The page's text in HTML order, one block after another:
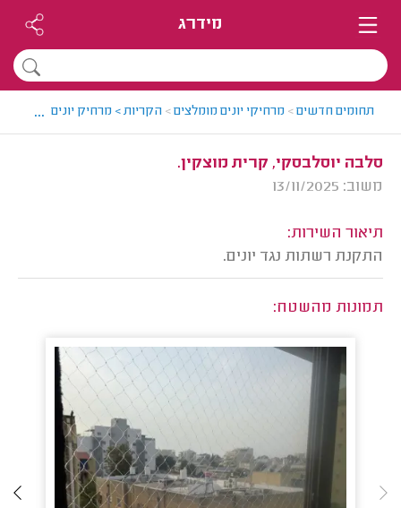
מידרג
תחומים חדשים> מרחיקי יונים מומלצים> הקריות > מרחיק יונים מומלץ -
...
סלבה יוסלבסקי, קרית מוצקין.
משוב: 13/11/2025
תיאור השירות:
התקנת רשתות נגד יונים.
תמונות מהשטח: